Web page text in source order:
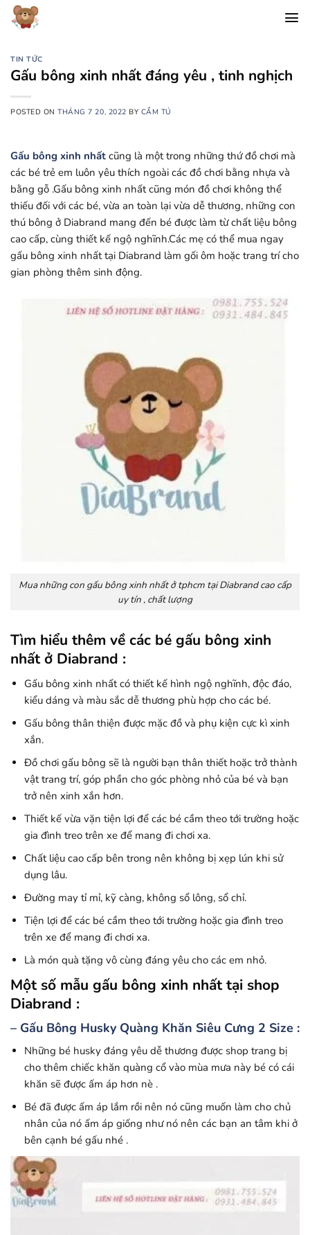
Chuyển
đến
dungTIN TỨC
Gấu bông xinh nhất đáng yêu , tinh nghịch
POSTED ONTHÁNG 7 20, 2022 BY CẨM TÚ
Gấu bông xinh nhất cũng là một trong những thứ đồ chơi mà
các bé trẻ em luôn yêu thích ngoài các đồ chơi bằng nhựa và
bằng gỗ .Gấu bông xinh nhất cũng món đồ chơi không thể
thiếu đối với các bé, vừa an toàn lại vừa dễ thương, những con
thú bông ở Diabrand mang đến bé được làm từ chất liệu bông
cao cấp, cùng thiết kế ngộ nghĩnh.Các mẹ có thể mua ngay
gấu bông xinh nhất tại Diabrand làm gối ôm hoặc trang trí cho
gian phòng thêm sinh động.
Mua những con gấu bông xinh nhất ở tphcm tại Diabrand cao cấp
uy tín , chất lượng
Tìm hiểu thêm về các bé gấu bông xinh
nhất ở Diabrand :
Gấu bông xinh nhất có thiết kế hình ngộ nghĩnh, độc đáo,
kiểu dáng và màu sắc dễ thương phù hợp cho các bé.
Gấu bông thân thiện được mặc đồ và phụ kiện cực kì xinh
xắn.
Đồ chơi gấu bông sẽ là người bạn thân thiết hoặc trở thành
vật trang trí, góp phần cho góc phòng nhỏ của bé và bạn
trở nên xinh xắn hơn.
Thiết kế vừa vặn tiện lợi để các bé cầm theo tới trường hoặc
gia đình treo trên xe để mang đi chơi xa.
Chất liệu cao cấp bên trong nên không bị xẹp lún khi sử
dụng lâu.
Đường may tỉ mỉ, kỹ càng, không sổ lông, sổ chỉ.
Tiện lợi để các bé cầm theo tới trường hoặc gia đình treo
trên xe để mang đi chơi xa.
Là món quà tặng vô cùng đáng yêu cho các em nhỏ.
Một số mẫu gấu bông xinh nhất tại shop
Diabrand :
– Gấu Bông Husky Quàng Khăn Siêu Cưng 2 Size :
Những bé husky đáng yêu dễ thương được shop trang bị
cho thêm chiếc khăn quàng cổ vào mùa mưa này bé có cái
khăn sẽ được ấm áp hơn nè .
Bé đã được ấm áp lắm rồi nên nó cũng muốn làm cho chủ
nhân của nó ấm áp giống như nó nên các bạn an tâm khi ở
bên cạnh bé gấu nhé .